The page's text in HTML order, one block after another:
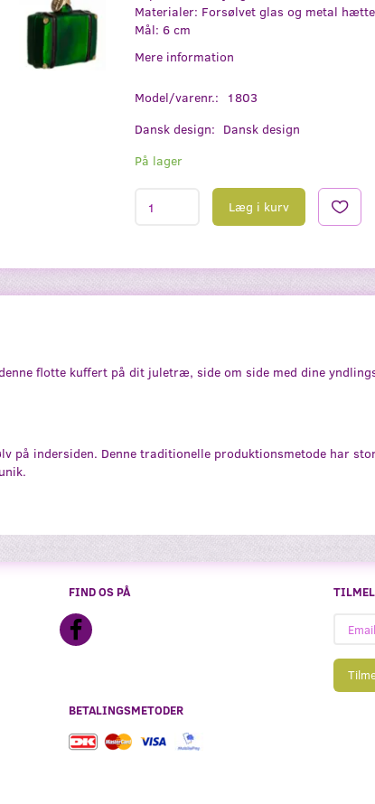
Materialer: Forsølvet glas og metal
Mål: 6 cm
Mere information
Model/varenr.:
1803
Dansk design: Dansk design
På lager
Læg i kurv
flotte kuffert på dit juletræ, side om side med dine
på indersiden. Denne traditionelle produktionsmetode har
FIND OS PÅ
BETALINGSMETODER
adresse